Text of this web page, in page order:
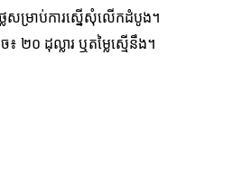
ៃសម្រាប់ការស្នើសុំលើកដំបូង។
២០ ដុល្លារ ឬតម្លៃស្មើនឹង។